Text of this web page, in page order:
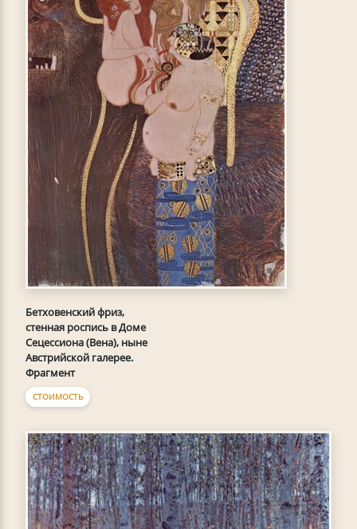
Бетховенский фриз,
стенная роспись в Доме
Сецессиона (Вена), ныне
Австрийской галерее.
Фрагмент
СТОИМОСТЬ